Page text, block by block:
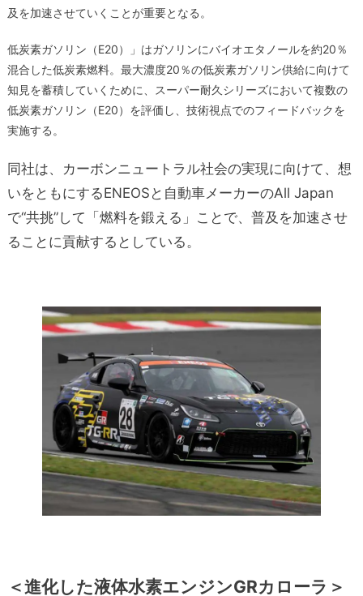
及を加速させていくことが重要となる。
低炭素ガソリン（E20）」はガソリンにバイオエタノールを約20％
混合した低炭素燃料。最大濃度20％の低炭素ガソリン供給に向けて
知見を蓄積していくために、スーパー耐久シリーズにおいて複数の
低炭素ガソリン（E20）を評価し、技術視点でのフィードバックを
実施する。
同社は、カーボンニュートラル社会の実現に向けて、想
いをともにするENEOSと自動車メーカーのAll Japan
で“共挑”して「燃料を鍛える」ことで、普及を加速させ
ることに貢献するとしている。
＜進化した液体水素エンジンGRカローラ＞